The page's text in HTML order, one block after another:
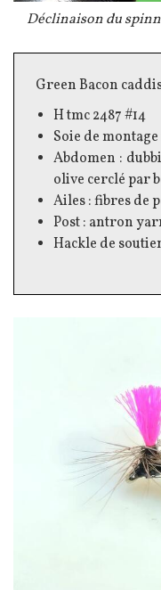
Légende
Déclinaison du
Texte
Green Bacon
H tmc 2487 #14
Soie de
Abdomen :
olive cerclé par
Ailes : fibres de
Post : antron
Hackle de